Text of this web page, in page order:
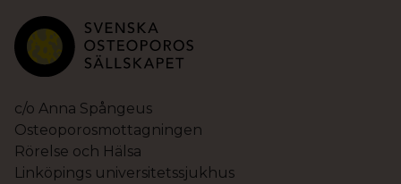
c/o Anna Spångeus
Osteoporosmottagningen
Rörelse och Hälsa
Linköpings universitetssjukhus